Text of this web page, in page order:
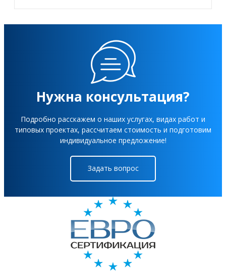
Нужна консультация?
Подробно расскажем о наших услугах, видах работ и
типовых проектах, рассчитаем стоимость и подготовим
индивидуальное предложение!
Задать вопрос